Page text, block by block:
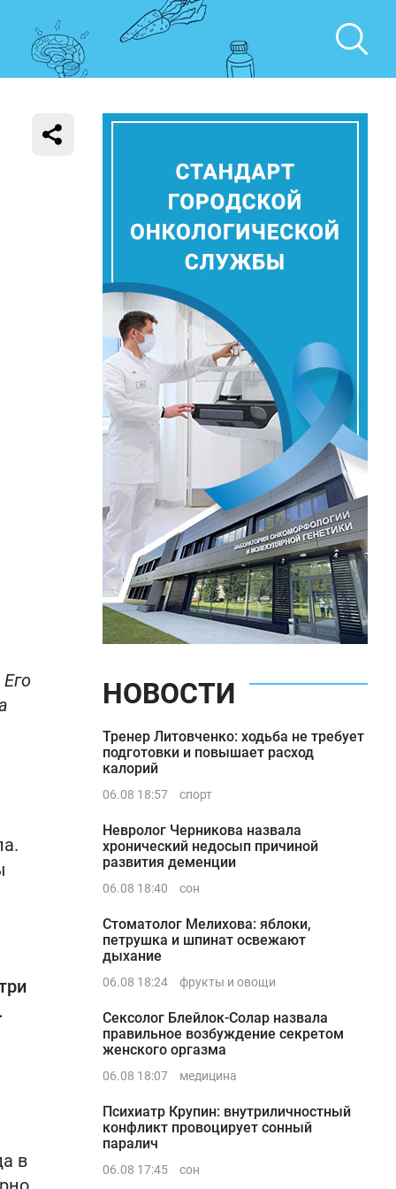
в
НОВОСТИ
Тренер Литовченко: ходьба не требует
подготовки и повышает расход
калорий
06.08 18:57 спорт
Невролог Черникова назвала
хронический недосып причиной
развития деменции
06.08 18:40 сон
Стоматолог Мелихова: яблоки,
петрушка и шпинат освежают
дыхание
06.08 18:24 фрукты и овощи
Сексолог Блейлок-Солар назвала
правильное возбуждение секретом
женского оргазма
06.08 18:07 медицина
Психиатр Крупин: внутриличностный
конфликт провоцирует сонный
паралич
06.08 17:45 сон